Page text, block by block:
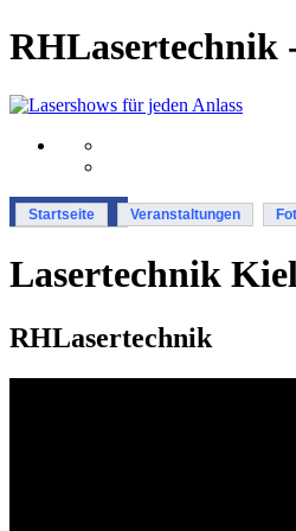
RHLasertechnik
Startseite Veranstaltungen
Lasertechnik
RHLasertechnik